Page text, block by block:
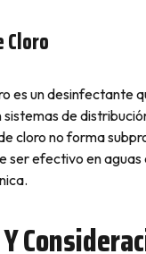
Cloro
es un desinfectante
de
cloro no forma
ser efectivo en aguas